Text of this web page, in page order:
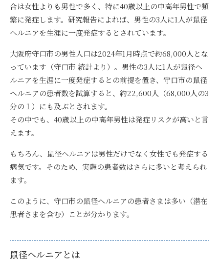
合は女性よりも男性で多く、特に40歳以上の中高年男性で頻
繁に発症します。研究報告によれば、 男性の3人に1人が鼠径
ヘルニアを生涯に一度発症する とされています。
大阪府守口市の男性人口は2024年1月時点で約68,000人とな
っています（守口市 統計より）。男性の3人に1人が鼠径ヘ
ルニアを生涯に一度発症するとの前提を置き、守口市の鼠径
ヘルニアの患者数を試算すると、約22,600人（68,000人の3
分の１）にも及ぶとされます。
その中でも、40歳以上の中高年男性は発症リスクが高いと言
えます。
もちろん、鼠径ヘルニアは男性だけでなく女性でも発症する
病気です。そのため、実際の患者数はさらに多いと考えられ
ます。
このように、 守口市の鼠径ヘルニアの患者さまは多い（潜在
患者さまを含む）
ことが分かります。
鼠径ヘルニアとは